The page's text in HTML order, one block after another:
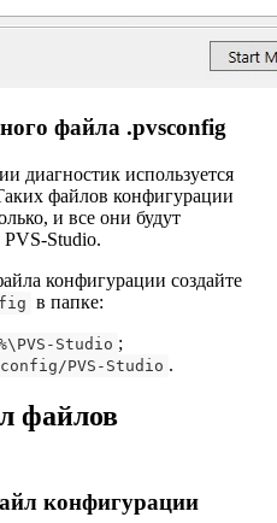
файла .pvsconfig
диагностик используется
файлов конфигурации
и все они будут
Studio.
конфигурации создайте
в папке:
Studio ;
PVS-Studio .
файлов
конфигурации